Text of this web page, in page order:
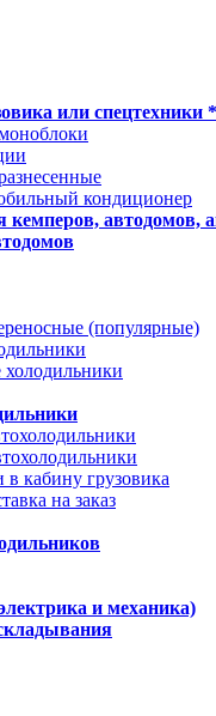
или спецтехники *
кондиционер
автодомов,
(популярные)
холодильники
кабину грузовика
на заказ
и механика)